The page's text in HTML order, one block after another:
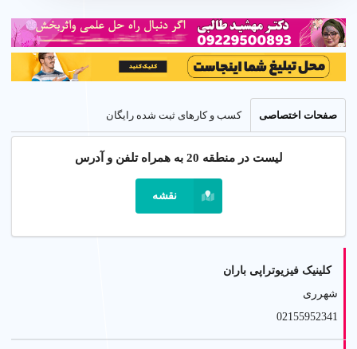
صفحات اختصاصی کسب و کارهای ثبت شده رایگان
لیست در منطقه 20 به همراه تلفن و آدرس
نقشه
کلینیک فیزیوتراپی باران
شهرری
02155952341